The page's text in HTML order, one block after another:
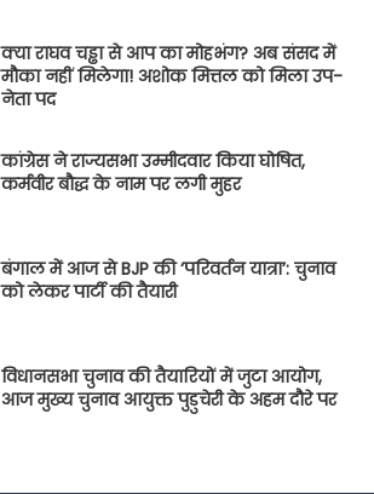
क्या राघव चड्ढा से आप का मोहभंग? अब संसद में
मौका नहीं मिलेगा! अशोक मित्तल को मिला उप-
नेता पद
कांग्रेस ने राज्यसभा उम्मीदवार किया घोषित,
कर्मवीर बौद्ध के नाम पर लगी मुहर
बंगाल में आज से BJP की ‘परिवर्तन यात्रा’: चुनाव
को लेकर पार्टी की तैयारी
विधानसभा चुनाव की तैयारियों में जुटा आयोग,
आज मुख्य चुनाव आयुक्त पुडुचेरी के अहम दौरे पर